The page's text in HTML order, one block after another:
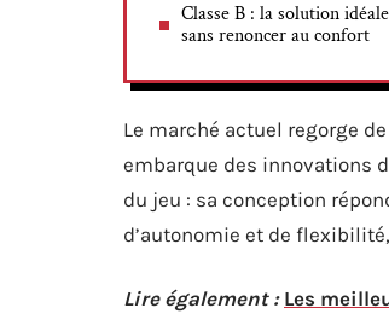
Classe B : la solution
sans renoncer au confort
Le marché actuel regorge
embarque des innovations
du jeu : sa conception
d’autonomie et de
Lire également : Les